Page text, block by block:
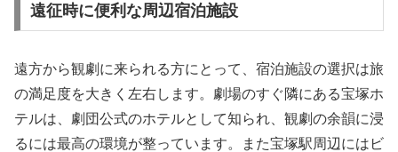
遠征時に便利な周辺宿泊施設
遠方から観劇に来られる方にとって、宿泊施設の選択は旅
の満足度を大きく左右します。劇場のすぐ隣にある宝塚ホ
テルは、劇団公式のホテルとして知られ、観劇の余韻に浸
るには最高の環境が整っています。また宝塚駅周辺にはビ